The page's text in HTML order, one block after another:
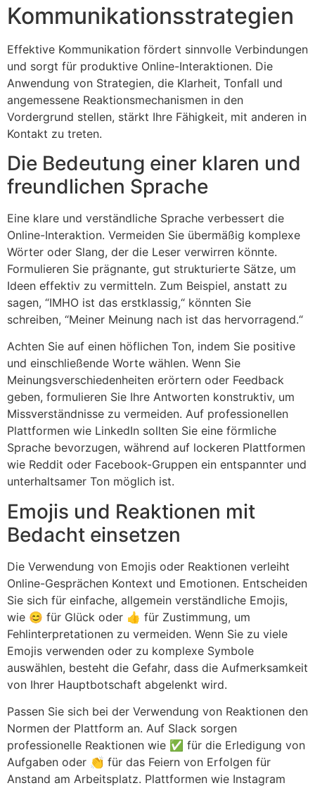
Kommunikationsstrategien
Effektive Kommunikation fördert sinnvolle Verbindungen
und sorgt für produktive Online-Interaktionen. Die
Anwendung von Strategien, die Klarheit, Tonfall und
angemessene Reaktionsmechanismen in den
Vordergrund stellen, stärkt Ihre Fähigkeit, mit anderen in
Kontakt zu treten.
Die Bedeutung einer klaren und
freundlichen Sprache
Eine klare und verständliche Sprache verbessert die
Online-Interaktion. Vermeiden Sie übermäßig komplexe
Wörter oder Slang, der die Leser verwirren könnte.
Formulieren Sie prägnante, gut strukturierte Sätze, um
Ideen effektiv zu vermitteln. Zum Beispiel, anstatt zu
sagen, “IMHO ist das erstklassig,“ könnten Sie
schreiben, “Meiner Meinung nach ist das hervorragend.“
Achten Sie auf einen höflichen Ton, indem Sie positive
und einschließende Worte wählen. Wenn Sie
Meinungsverschiedenheiten erörtern oder Feedback
geben, formulieren Sie Ihre Antworten konstruktiv, um
Missverständnisse zu vermeiden. Auf professionellen
Plattformen wie LinkedIn sollten Sie eine förmliche
Sprache bevorzugen, während auf lockeren Plattformen
wie Reddit oder Facebook-Gruppen ein entspannter und
unterhaltsamer Ton möglich ist.
Emojis und Reaktionen mit
Bedacht einsetzen
Die Verwendung von Emojis oder Reaktionen verleiht
Online-Gesprächen Kontext und Emotionen. Entscheiden
Sie sich für einfache, allgemein verständliche Emojis,
wie 😊 für Glück oder 👍 für Zustimmung, um
Fehlinterpretationen zu vermeiden. Wenn Sie zu viele
Emojis verwenden oder zu komplexe Symbole
auswählen, besteht die Gefahr, dass die Aufmerksamkeit
von Ihrer Hauptbotschaft abgelenkt wird.
Passen Sie sich bei der Verwendung von Reaktionen den
Normen der Plattform an. Auf Slack sorgen
professionelle Reaktionen wie ✅ für die Erledigung von
Aufgaben oder 👏 für das Feiern von Erfolgen für
Anstand am Arbeitsplatz. Plattformen wie Instagram